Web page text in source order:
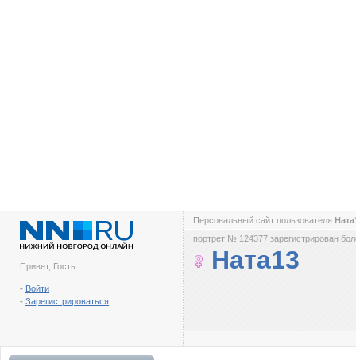
Привет, Гость !
- Войти
- Зарегистрироваться
Персональный сайт пользователя
портрет № 124377 зарегистрирован
Ната13